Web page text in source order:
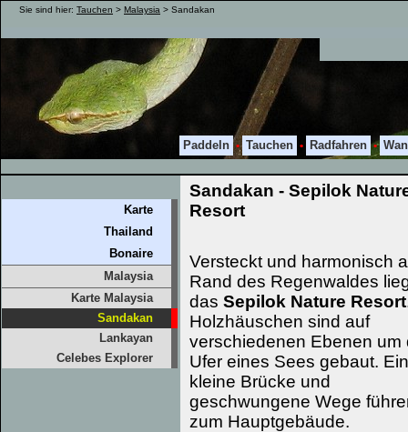
Sie sind hier: Tauchen > Malaysia > Sandakan
Paddeln • Tauchen • Radfahren •
Karte
Thailand
Bonaire
Malaysia
Karte Malaysia
Sandakan
Lankayan
Celebes Explorer
Sandakan - Sepilok
Resort
Versteckt und harmonisch
Rand des Regenwaldes
das Sepilok Nature Resort
Holzhäuschen sind auf
verschiedenen Ebenen um
Ufer eines Sees gebaut. Ein
kleine Brücke und
geschwungene Wege
zum Hauptgebäude.